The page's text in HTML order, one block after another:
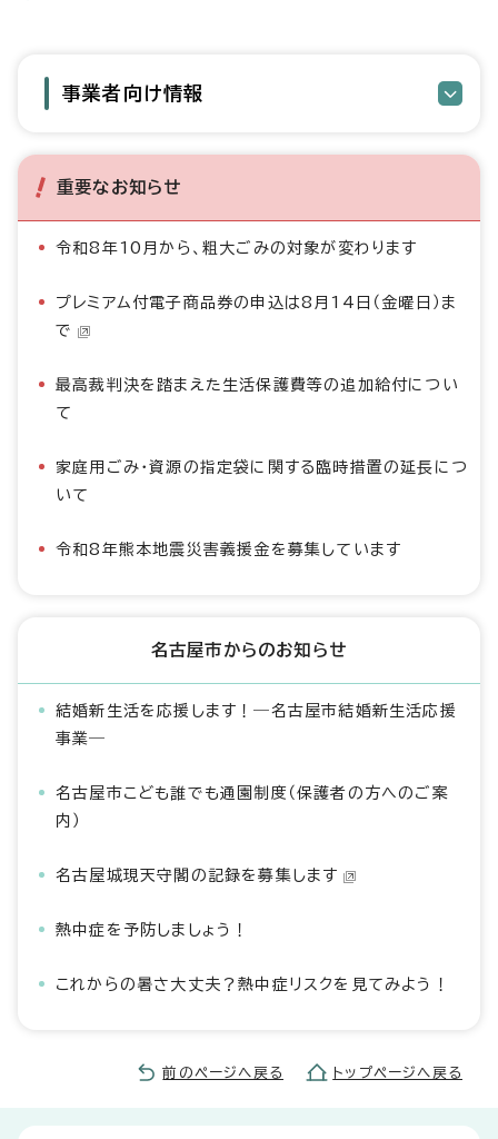
事業者向け情報
重要なお知らせ
令和8年10月から、粗大ごみの対象が変わります
プレミアム付電子商品券の申込は8月14日（金曜日）ま
で
最高裁判決を踏まえた生活保護費等の追加給付につい
て
家庭用ごみ・資源の指定袋に関する臨時措置の延長につ
いて
令和8年熊本地震災害義援金を募集しています
名古屋市からのお知らせ
結婚新生活を応援します！―名古屋市結婚新生活応援
事業―
名古屋市こども誰でも通園制度（保護者の方へのご案
内）
名古屋城現天守閣の記録を募集します
熱中症を予防しましょう！
これからの暑さ大丈夫？熱中症リスクを見てみよう！
前のページへ戻る トップページへ戻る